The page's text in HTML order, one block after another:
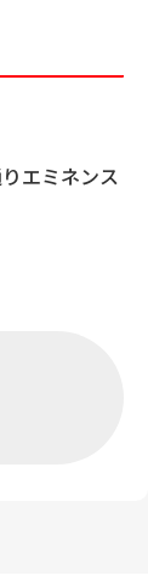
エミネンス